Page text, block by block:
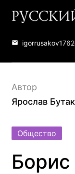
Автор
Ярослав
Общество